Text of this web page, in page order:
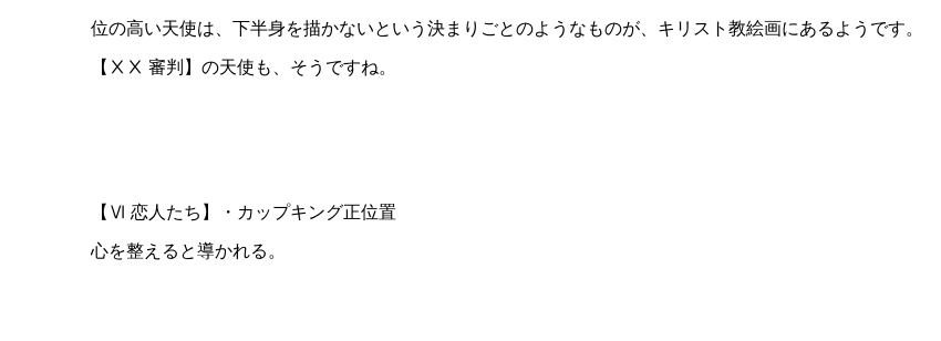
位の高い天使は、下半身を描かないという決まりごとのようなものが、キリスト教絵画にあるようです。
【ⅩⅩ 審判】の天使も、そうですね。
【Ⅵ 恋人たち】・カップキング正位置
心を整えると導かれる。